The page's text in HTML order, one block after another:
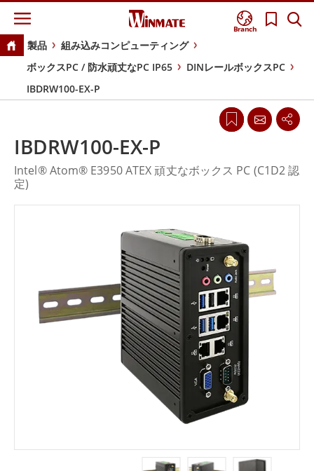
Branch
製品
組み込みコンピューティング
ボックスPC / 防水頑丈なPC IP65
DINレールボックスPC
IBDRW100-EX-P
IBDRW100-EX-P
Intel® Atom® E3950 ATEX 頑丈なボックス PC (C1D2 認
定)